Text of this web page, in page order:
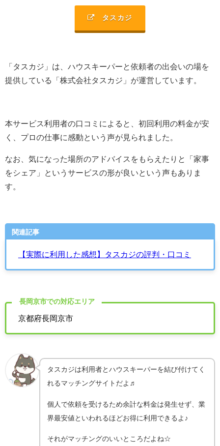
タスカジ
「タスカジ」は、ハウスキーパーと依頼者の出会いの場を
提供している「株式会社タスカジ」が運営しています。
本サービス利用者の口コミによると、初回利用の料金が安
く、プロの仕事に感動という声が見られました。
なお、気になった場所のアドバイスをもらえたりと「家事
をシェア」というサービスの形が良いという声もありま
す。
関連記事
【実際に利用した感想】タスカジの評判・口コミ
長岡京市での対応エリア
京都府長岡京市
タスカジは利用者とハウスキーパーを結び付けてく
れるマッチングサイトだよ♬
個人で依頼を受けるため余計な料金は発生せず、業
界最安値といわれるほどお得に利用できるよ♪
それがマッチングのいいところだよね☆